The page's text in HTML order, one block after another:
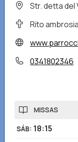
Str. detta del
Rito
0341802346
MISSAS
SÁB: 18:15